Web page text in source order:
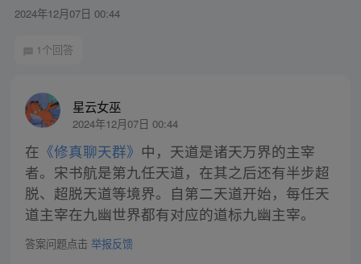
2024年12月07日 00:44
1个回答
星云女巫
2024年12月07日 00:44
在 《修真聊天群》 中，天道是诸天万界的主宰
者。宋书航是第九任天道，在其之后还有半步超
脱、超脱天道等境界。自第二天道开始，每任天
道主宰在九幽世界都有对应的道标九幽主宰。
答案问题点击 举报反馈